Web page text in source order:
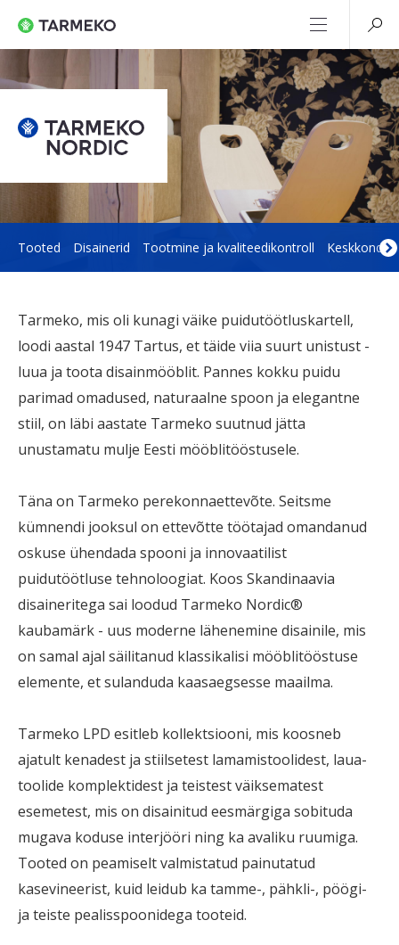
Tooted Disainerid Tootmine ja kvaliteedikontroll Keskkond
Tarmeko, mis oli kunagi väike puidutöötluskartell,
loodi aastal 1947 Tartus, et täide viia suurt unistust -
luua ja toota disainmööblit. Pannes kokku puidu
parimad omadused, naturaalne spoon ja elegantne
stiil, on läbi aastate Tarmeko suutnud jätta
unustamatu mulje Eesti mööblitööstusele.
Täna on Tarmeko perekonnaettevõte. Seitsme
kümnendi jooksul on ettevõtte töötajad omandanud
oskuse ühendada spooni ja innovaatilist
puidutöötluse tehnoloogiat. Koos Skandinaavia
disaineritega sai loodud Tarmeko Nordic®
kaubamärk - uus moderne lähenemine disainile, mis
on samal ajal säilitanud klassikalisi mööblitööstuse
elemente, et sulanduda kaasaegsesse maailma.
Tarmeko LPD esitleb kollektsiooni, mis koosneb
ajatult kenadest ja stiilsetest lamamistoolidest, laua-
toolide komplektidest ja teistest väiksematest
esemetest, mis on disainitud eesmärgiga sobituda
mugava koduse interjööri ning ka avaliku ruumiga.
Tooted on peamiselt valmistatud painutatud
kasevineerist, kuid leidub ka tamme-, pähkli-, pöögi-
ja teiste pealisspoonidega tooteid.